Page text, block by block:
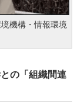
機構・情報環境
の「組織間連